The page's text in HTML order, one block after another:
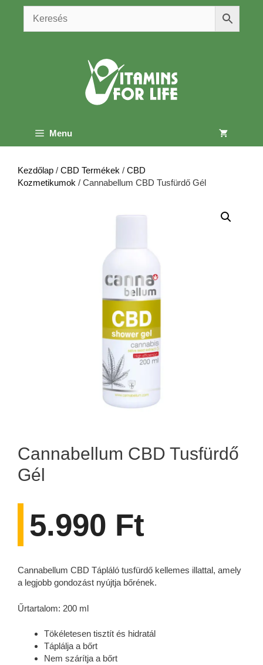
Kilépés
tartalomba
Menu
Kezdőlap / CBD Termékek / CBD
Kozmetikumok / Cannabellum CBD Tusfürdő Gél
Cannabellum CBD Tusfürdő
Gél
5.990 Ft
Cannabellum CBD Tápláló tusfürdő kellemes illattal, amely
a legjobb gondozást nyújtja bőrének.
Űrtartalom: 200 ml
Tökéletesen tisztít és hidratál
Táplálja a bőrt
Nem szárítja a bőrt